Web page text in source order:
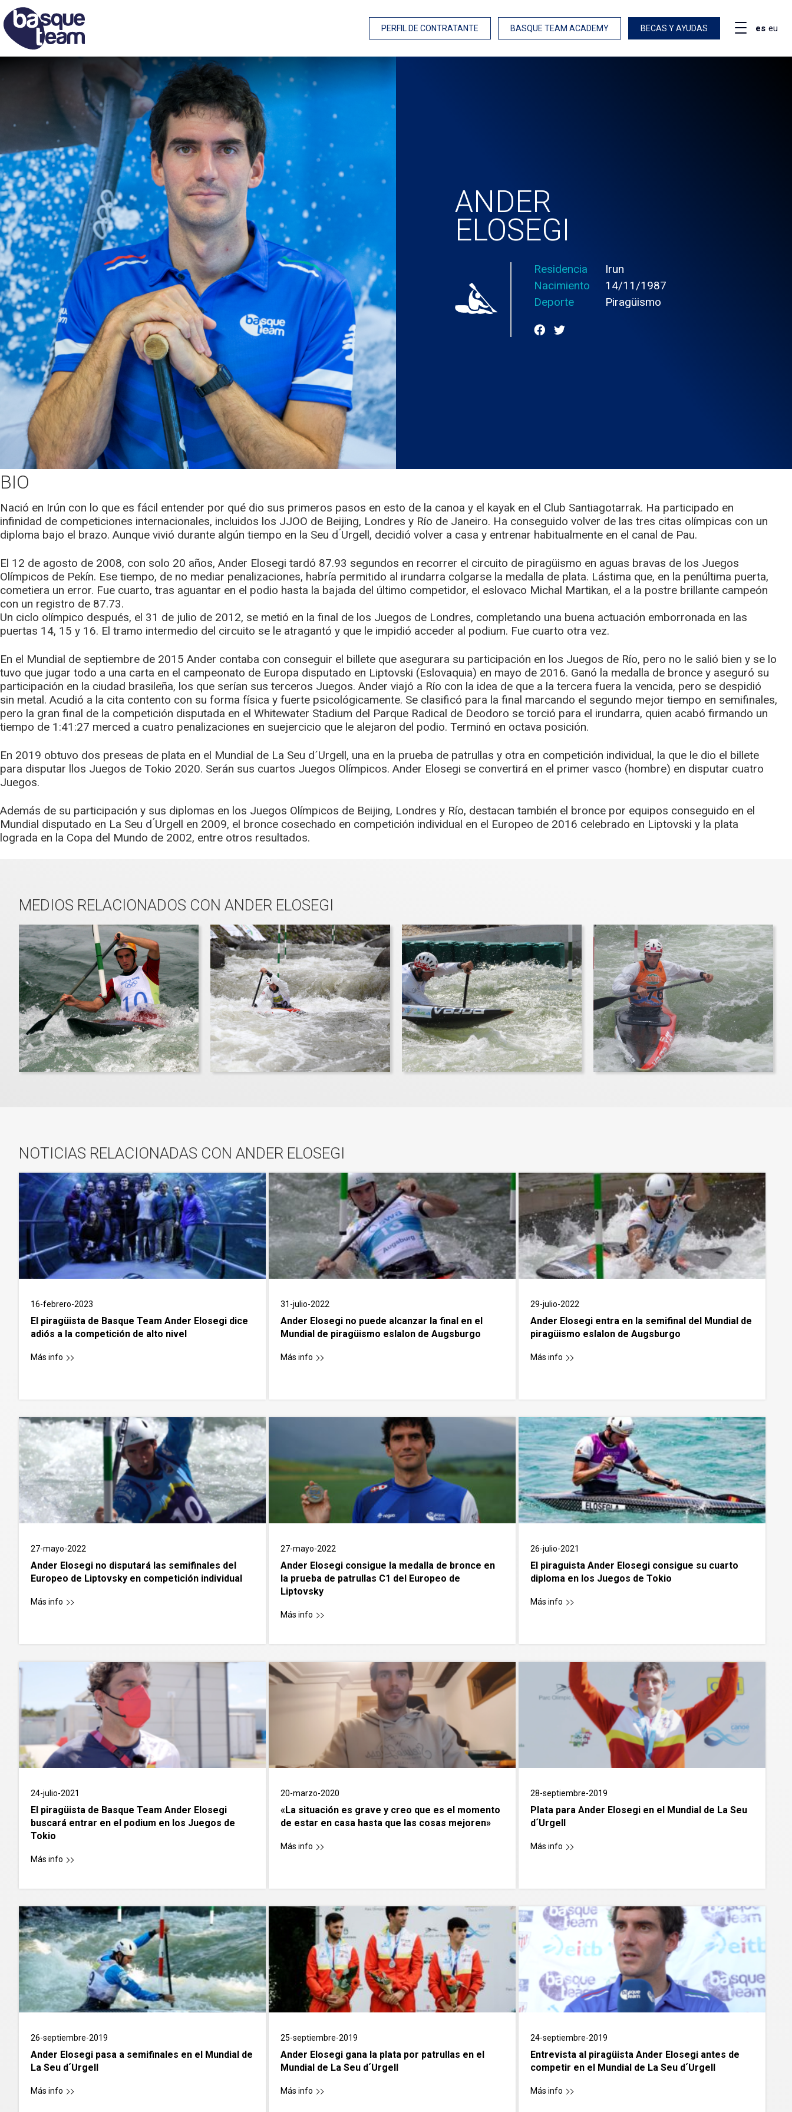
PERFIL DE CONTRATANTE BASQUE TEAM ACADEMY BECAS Y AYUDAS es eu
ANDER
ELOSEGI
Residencia
Irun
Nacimiento
14/11/1987
Deporte
Piragüismo
BIO
Nació en Irún con lo que es fácil entender por qué dio sus primeros pasos en esto de la canoa y el kayak en el Club Santiagotarrak. Ha participado en
infinidad de competiciones internacionales, incluidos los JJOO de Beijing, Londres y Río de Janeiro. Ha conseguido volver de las tres citas olímpicas con un
diploma bajo el brazo. Aunque vivió durante algún tiempo en la Seu d ́Urgell, decidió volver a casa y entrenar habitualmente en el canal de Pau.
El 12 de agosto de 2008, con solo 20 años, Ander Elosegi tardó 87.93 segundos en recorrer el circuito de piragüismo en aguas bravas de los Juegos
Olímpicos de Pekín. Ese tiempo, de no mediar penalizaciones, habría permitido al irundarra colgarse la medalla de plata. Lástima que, en la penúltima puerta,
cometiera un error. Fue cuarto, tras aguantar en el podio hasta la bajada del último competidor, el eslovaco Michal Martikan, el a la postre brillante campeón
con un registro de 87.73.
Un ciclo olímpico después, el 31 de julio de 2012, se metió en la final de los Juegos de Londres, completando una buena actuación emborronada en las
puertas 14, 15 y 16. El tramo intermedio del circuito se le atragantó y que le impidió acceder al podium. Fue cuarto otra vez.
En el Mundial de septiembre de 2015 Ander contaba con conseguir el billete que asegurara su participación en los Juegos de Río, pero no le salió bien y se lo
tuvo que jugar todo a una carta en el campeonato de Europa disputado en Liptovski (Eslovaquia) en mayo de 2016. Ganó la medalla de bronce y aseguró su
participación en la ciudad brasileña, los que serían sus terceros Juegos. Ander viajó a Río con la idea de que a la tercera fuera la vencida, pero se despidió
sin metal. Acudió a la cita contento con su forma física y fuerte psicológicamente. Se clasificó para la final marcando el segundo mejor tiempo en semifinales,
pero la gran final de la competición disputada en el Whitewater Stadium del Parque Radical de Deodoro se torció para el irundarra, quien acabó firmando un
tiempo de 1:41:27 merced a cuatro penalizaciones en suejercicio que le alejaron del podio. Terminó en octava posición.
En 2019 obtuvo dos preseas de plata en el Mundial de La Seu d´Urgell, una en la prueba de patrullas y otra en competición individual, la que le dio el billete
para disputar llos Juegos de Tokio 2020. Serán sus cuartos Juegos Olímpicos. Ander Elosegi se convertirá en el primer vasco (hombre) en disputar cuatro
Juegos.
Además de su participación y sus diplomas en los Juegos Olímpicos de Beijing, Londres y Río, destacan también el bronce por equipos conseguido en el
Mundial disputado en La Seu d ́Urgell en 2009, el bronce cosechado en competición individual en el Europeo de 2016 celebrado en Liptovski y la plata
lograda en la Copa del Mundo de 2002, entre otros resultados.
MEDIOS RELACIONADOS CON ANDER ELOSEGI
NOTICIAS RELACIONADAS CON ANDER ELOSEGI
16-febrero-2023
El piragüista de Basque Team Ander Elosegi dice
adiós a la competición de alto nivel
Más info
31-julio-2022
Ander Elosegi no puede alcanzar la final en el
Mundial de piragüismo eslalon de Augsburgo
Más info
29-julio-2022
Ander Elosegi entra en la semifinal del Mundial de
piragüismo eslalon de Augsburgo
Más info
27-mayo-2022
Ander Elosegi no disputará las semifinales del
Europeo de Liptovsky en competición individual
Más info
27-mayo-2022
Ander Elosegi consigue la medalla de bronce en
la prueba de patrullas C1 del Europeo de
Liptovsky
Más info
26-julio-2021
El piraguista Ander Elosegi consigue su cuarto
diploma en los Juegos de Tokio
Más info
24-julio-2021
El piragüista de Basque Team Ander Elosegi
buscará entrar en el podium en los Juegos de
Tokio
Más info
20-marzo-2020
«La situación es grave y creo que es el momento
de estar en casa hasta que las cosas mejoren»
Más info
28-septiembre-2019
Plata para Ander Elosegi en el Mundial de La Seu
d´Urgell
Más info
26-septiembre-2019
Ander Elosegi pasa a semifinales en el Mundial de
La Seu d´Urgell
Más info
25-septiembre-2019
Ander Elosegi gana la plata por patrullas en el
Mundial de La Seu d´Urgell
Más info
24-septiembre-2019
Entrevista al piragüista Ander Elosegi antes de
competir en el Mundial de La Seu d´Urgell
Más info